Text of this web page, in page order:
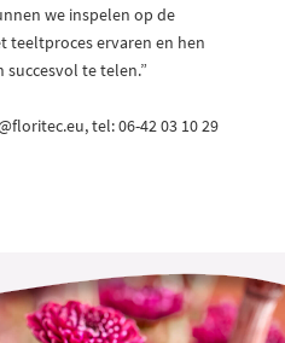
we inspelen op de
teeltproces ervaren en hen
te telen.”
tel: 06-42 03 10 29